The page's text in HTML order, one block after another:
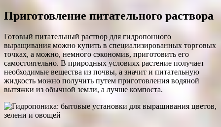
Приготовление питательного раствора
Готовый питательный раствор для гидропонного
выращивания можно купить в специализированных торговых
точках, а можно, немного сэкономив, приготовить его
самостоятельно. В природных условиях растение получает
необходимые вещества из почвы, а значит и питательную
жидкость можно получить путем приготовления водяной
вытяжки из обычной земли, а лучше компоста.